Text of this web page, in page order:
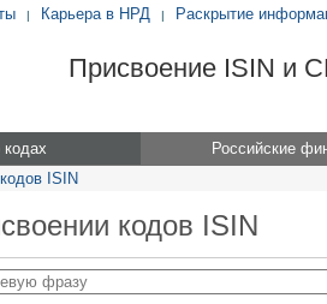
| Карьера в НРД | Раскрытие
Присвоение ISIN и
Российские
ISIN
кодов ISIN